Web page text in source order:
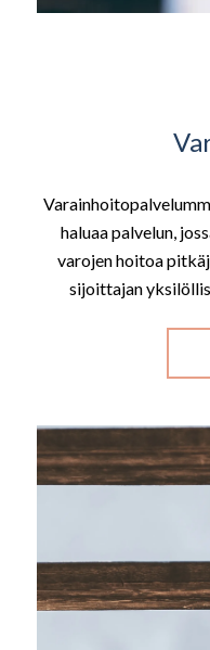
haluaa palvelun,
varojen hoitoa
sijoittajan